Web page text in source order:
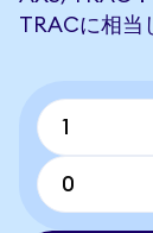
TRACに相当